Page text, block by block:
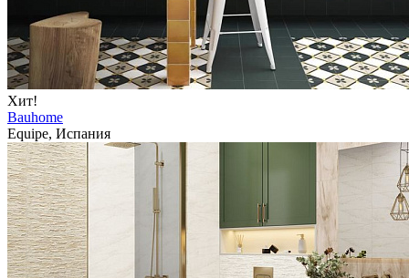
Хит!
Bauhome
Equipe, Испания